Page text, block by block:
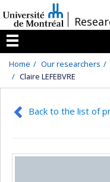
au
contenu
/
Menu
Home Our researchers
Claire LEFEBVRE
Back to the list of